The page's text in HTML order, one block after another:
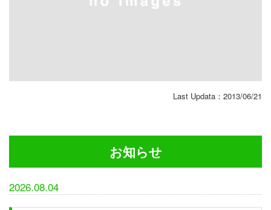
Last Updata：2013/06/21
お知らせ
2026.08.04